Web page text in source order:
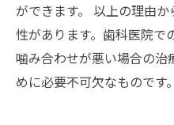
ができます。 以上の理由
性があります。歯科医院で
噛み合わせが悪い場合の
めに必要不可欠なものです。